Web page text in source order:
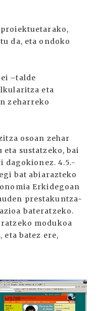
da, eta ondoko
–talde
eta
zeharreko
osoan zehar
sustatzeko, bai
dagokionez. 4.5.-
bat abiarazteko
Erkidegoan
prestakuntza-
bateratzeko.
modukoa
batez ere,